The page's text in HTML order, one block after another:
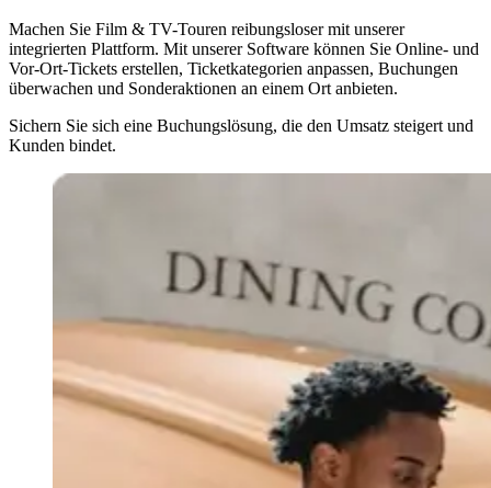
Machen Sie Film & TV-Touren reibungsloser mit unserer
integrierten Plattform. Mit unserer Software können Sie Online- und
Vor-Ort-Tickets erstellen, Ticketkategorien anpassen, Buchungen
überwachen und Sonderaktionen an einem Ort anbieten.
Sichern Sie sich eine Buchungslösung, die den Umsatz steigert und
Kunden bindet.